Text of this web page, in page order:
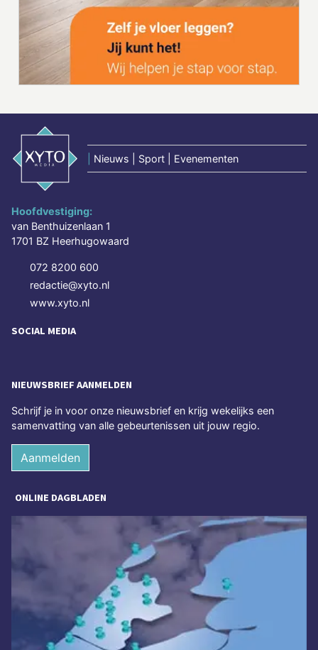
Nieuws | Sport | Evenementen
Hoofdvestiging:
van Benthuizenlaan 1
1701 BZ Heerhugowaard
072 8200 600
redactie@xyto.nl
www.xyto.nl
SOCIAL MEDIA
NIEUWSBRIEF AANMELDEN
Schrijf je in voor onze nieuwsbrief en krijg wekelijks een
samenvatting van alle gebeurtenissen uit jouw regio.
Aanmelden
ONLINE DAGBLADEN